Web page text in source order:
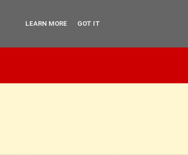
LEARN MORE GOT IT